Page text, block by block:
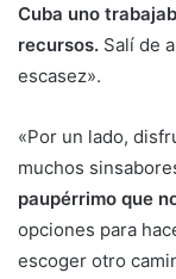
Cuba uno
recursos. Salí de
escasez».
«Por un lado,
muchos
paupérrimo que
opciones para
escoger otro